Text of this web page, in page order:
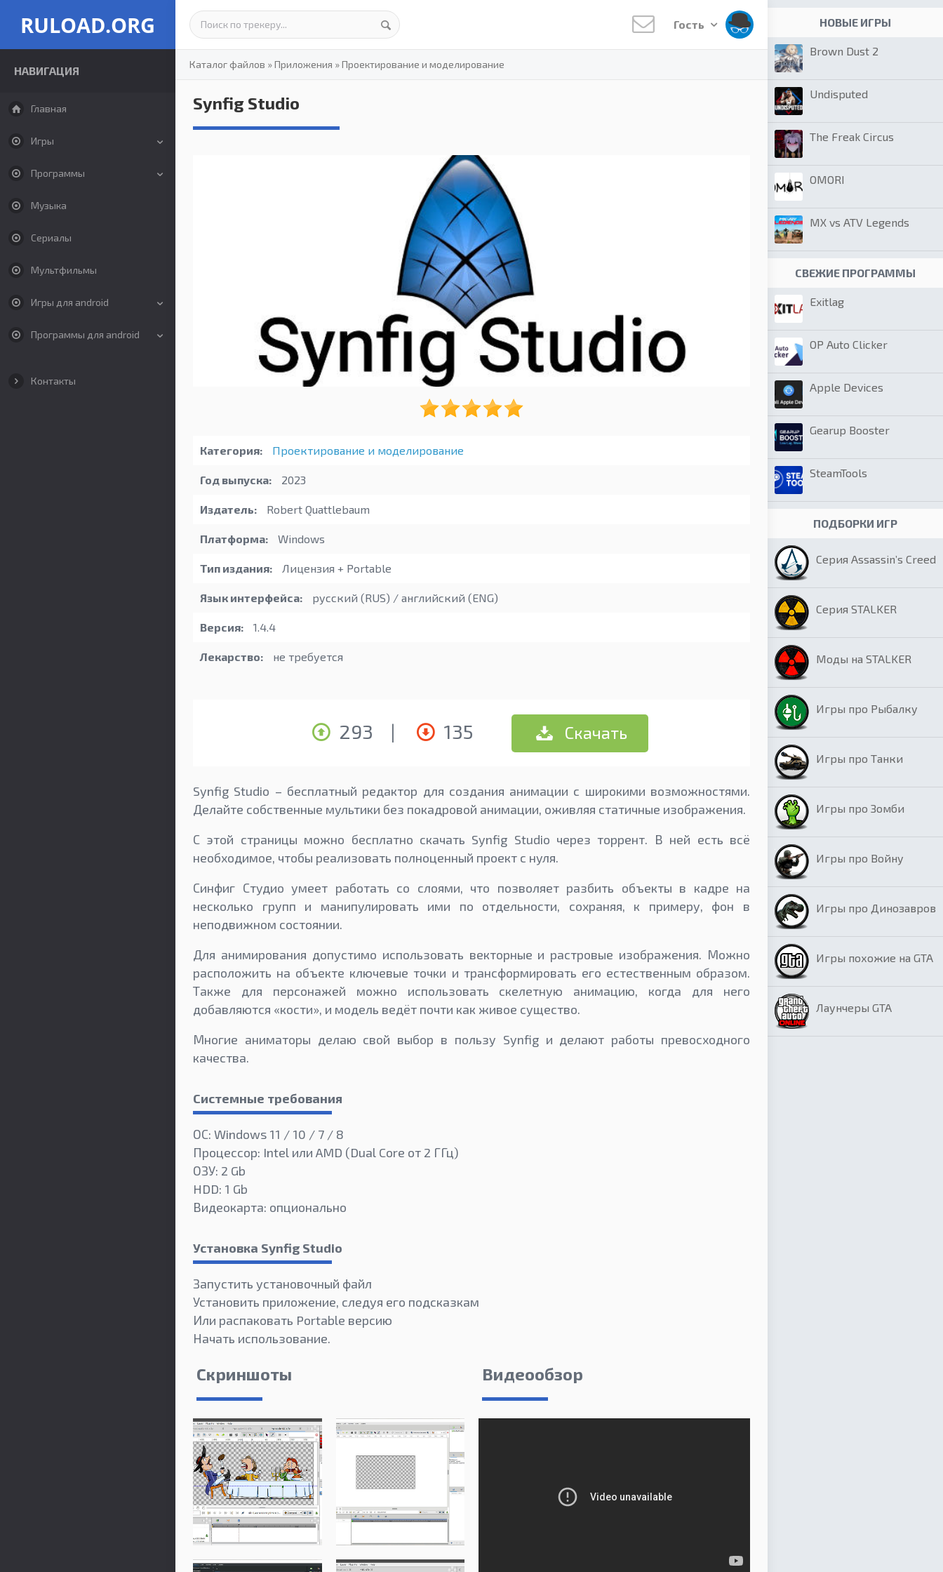
RULOAD.ORG
НАВИГАЦИЯ
Главная
Игры
Программы
Музыка
Сериалы
Мультфильмы
Игры для android
Программы для android
Контакты
Гость
Каталог файлов »Приложения »Проектирование и моделирование
Synfig Studio
Категория: Проектирование и моделирование
Год выпуска: 2023
Издатель: Robert Quattlebaum
Платформа: Windows
Тип издания: Лицензия + Portable
Язык интерфейса: русский (RUS) / английский (ENG)
Версия: 1.4.4
Лекарство: не требуется
293 | 135 Скачать
Synfig Studio – бесплатный редактор для создания анимации с широкими возможностями.
Делайте собственные мультики без покадровой анимации, оживляя статичные изображения.
С этой страницы можно бесплатно скачать Synfig Studio через торрент. В ней есть всё
необходимое, чтобы реализовать полноценный проект с нуля.
Синфиг Студио умеет работать со слоями, что позволяет разбить объекты в кадре на
несколько групп и манипулировать ими по отдельности, сохраняя, к примеру, фон в
неподвижном состоянии.
Для анимирования допустимо использовать векторные и растровые изображения. Можно
расположить на объекте ключевые точки и трансформировать его естественным образом.
Также для персонажей можно использовать скелетную анимацию, когда для него
добавляются «кости», и модель ведёт почти как живое существо.
Многие аниматоры делаю свой выбор в пользу Synfig и делают работы превосходного
качества.
Системные требования
ОС: Windows 11 / 10 / 7 / 8
Процессор: Intel или AMD (Dual Core от 2 ГГц)
ОЗУ: 2 Gb
HDD: 1 Gb
Видеокарта: опционально
Установка Synfig Studio
Запустить установочный файл
Установить приложение, следуя его подсказкам
Или распаковать Portable версию
Начать использование.
Скриншоты Видеообзор
НОВЫЕ ИГРЫ
Brown Dust 2
Undisputed
The Freak Circus
OMORI
MX vs ATV Legends
СВЕЖИЕ ПРОГРАММЫ
Exitlag
OP Auto Clicker
Apple Devices
Gearup Booster
SteamTools
ПОДБОРКИ ИГР
Серия Assassin’s Creed
Серия STALKER
Моды на STALKER
Игры про Рыбалку
Игры про Танки
Игры про Зомби
Игры про Войну
Игры про Динозавров
Игры похожие на GTA
Лаунчеры GTA